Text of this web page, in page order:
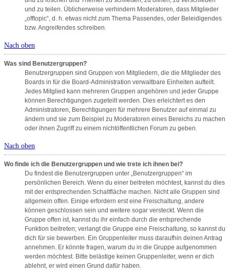
und zu teilen. Üblicherweise verhindern Moderatoren, dass Mitglieder
„offtopic“, d. h. etwas nicht zum Thema Passendes, oder Beleidigendes
bzw. Angreifendes schreiben.
Nach oben
Was sind Benutzergruppen?
Benutzergruppen sind Gruppen von Mitgliedern, die die Mitglieder des
Boards in für die Board-Administration verwaltbare Einheiten aufteilt.
Jedes Mitglied kann mehreren Gruppen angehören und jeder Gruppe
können Berechtigungen zugeteilt werden. Dies erleichtert es den
Administratoren, Berechtigungen für mehrere Benutzer auf einmal zu
ändern und sie zum Beispiel zu Moderatoren eines Bereichs zu machen
oder ihnen Zugriff zu einem nichtöffentlichen Forum zu geben.
Nach oben
Wo finde ich die Benutzergruppen und wie trete ich ihnen bei?
Du findest die Benutzergruppen unter „Benutzergruppen“ im
persönlichen Bereich. Wenn du einer beitreten möchtest, kannst du dies
mit der entsprechenden Schaltfläche machen. Nicht alle Gruppen sind
allgemein offen. Einige erfordern erst eine Freischaltung, andere
können geschlossen sein und weitere sogar versteckt. Wenn die
Gruppe offen ist, kannst du ihr einfach durch die entsprechende
Funktion beitreten; verlangt die Gruppe eine Freischaltung, so kannst du
dich für sie bewerben. Ein Gruppenleiter muss daraufhin deinen Antrag
annehmen. Er könnte fragen, warum du in die Gruppe aufgenommen
werden möchtest. Bitte belästige keinen Gruppenleiter, wenn er dich
ablehnt, er wird einen Grund dafür haben.